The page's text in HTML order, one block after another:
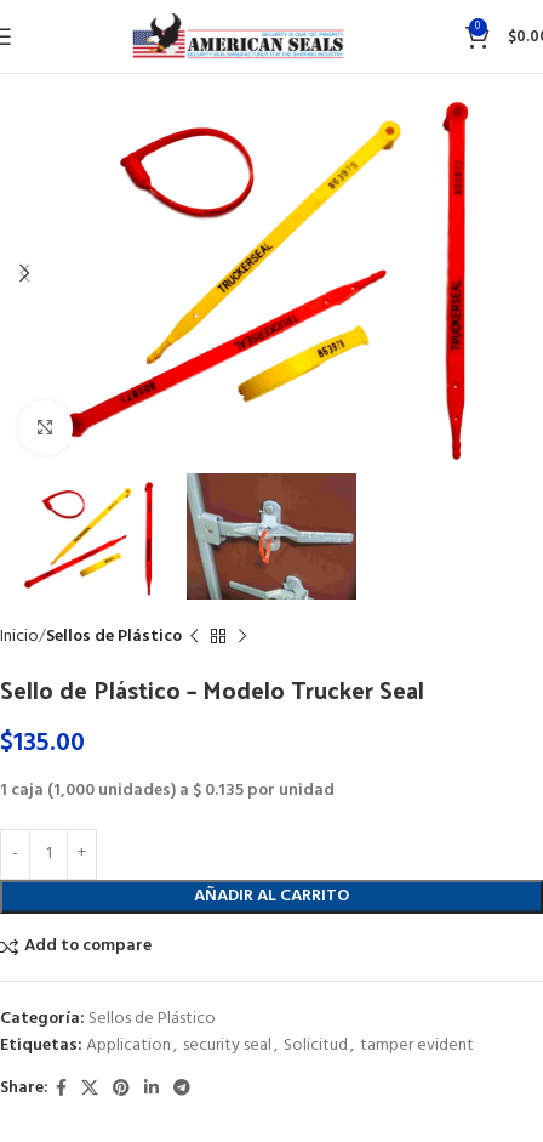
0 $
Click to enlarge
Inicio Sellos de Plástico
Sello de Plástico – Modelo Trucker Seal
$135.00
1 caja (1,000 unidades) a $ 0.135 por unidad
AÑADIR AL CARRITO
Add to compare
Categoría: Sellos de Plástico
Etiquetas:Application, security seal, Solicitud, tamper evident
Share: